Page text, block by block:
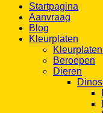
Startpagina
Aanvraag
Blog
Kleurplaten
Beroepen
Dieren